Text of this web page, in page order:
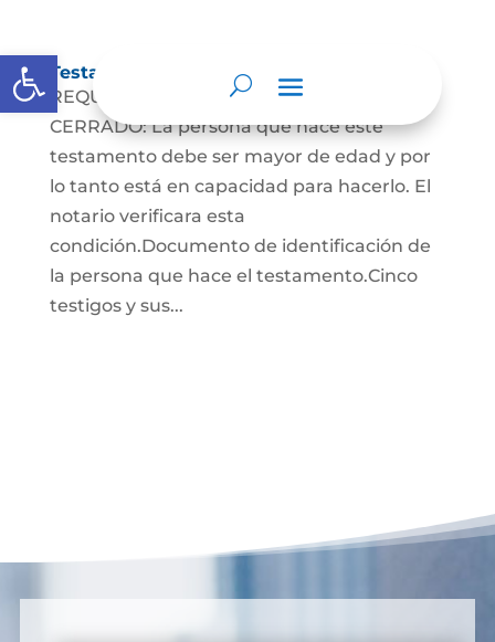
Abrir barra de herramientas
Testamento Cerrado
REQUISITOS PARA EL TESTAMENTO
CERRADO: La persona que hace este
testamento debe ser mayor de edad y por
lo tanto está en capacidad para hacerlo. El
notario verificara esta
condición.Documento de identificación de
la persona que hace el testamento.Cinco
testigos y sus...